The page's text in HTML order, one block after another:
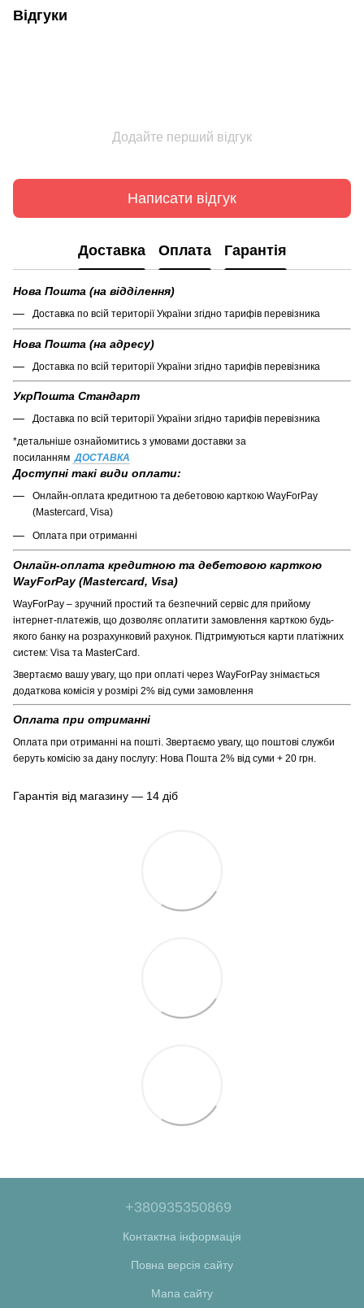
Відгуки
Додайте перший відгук
Написати відгук
Доставка Оплата Гарантія
Нова Пошта (на відділення)
Доставка по всій території України згідно тарифів перевізника
Нова Пошта (на адресу)
Доставка по всій території України згідно тарифів перевізника
УкрПошта Стандарт
Доставка по всій території України згідно тарифів перевізника
*детальніше ознайомитись з умовами доставки за
посиланням ДОСТАВКА
Доступні такі види оплати:
Онлайн-оплата кредитною та дебетовою карткою WayForPay
(Mastercard, Visa)
Оплата при отриманні
Онлайн-оплата кредитною та дебетовою карткою
WayForPay (Mastercard, Visa)
WayForPay – зручний простий та безпечний сервіс для прийому
інтернет-платежів, що дозволяє оплатити замовлення карткою будь-
якого банку на розрахунковий рахунок. Підтримуються карти платіжних
систем: Visa та MasterCard.
Звертаємо вашу увагу, що при оплаті через WayForPay знімається
додаткова комісія у розмірі 2% від суми замовлення
Оплата при отриманні
Оплата при отриманні на пошті. Звертаємо увагу, що поштові служби
беруть комісію за дану послугу: Нова Пошта 2% від суми + 20 грн.
Гарантія від магазину — 14 діб
+380935350869
Контактна інформація
Повна версія сайту
Мапа сайту